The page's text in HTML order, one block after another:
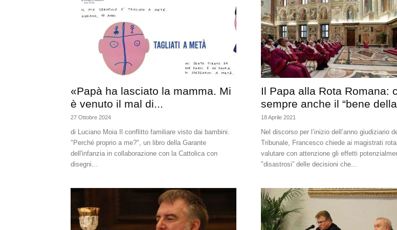
«Papà ha lasciato la mamma. Mi
è venuto il mal di...
27 Ottobre 2024
di Luciano Moia Il conflitto familiare visto dai bambini.
"Perché proprio a me?", un libro della Garante
dell'infanzia in collaborazione con la Cattolica con
disegni...
Il Papa alla Rota Romana:
sempre anche il “bene
18 Aprile 2021
Nel discorso per l’inizio dell’anno giudiziario
Tribunale, Francesco chiede ai magistrati
valutare con attenzione gli effetti
"disastrosi” delle decisioni che...